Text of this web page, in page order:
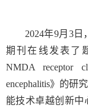
2024年9月 3日
期刊在线发表了
NMDA receptor
encephalitis》的研
能技术卓越创新中